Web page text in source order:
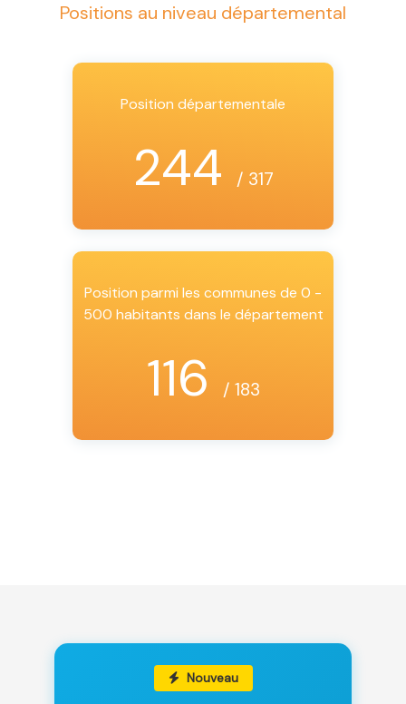
Positions au niveau départemental
Position départementale
244 / 317
Position parmi les communes de 0 -
500 habitants dans le département
116 / 183
Nouveau